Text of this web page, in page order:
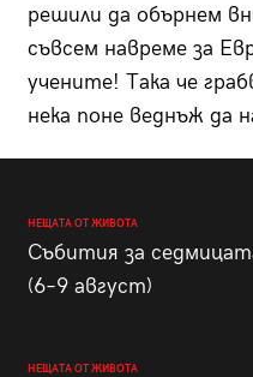
решили да обърнем
съвсем навреме за
учените! Така че
нека поне веднъж да
НЕЩАТА ОТ ЖИВОТА
Събития за
(6–9 август)
НЕЩАТА ОТ ЖИВОТА